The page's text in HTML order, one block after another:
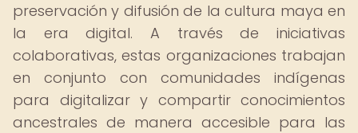
preservación y difusión de la cultura maya en
la era digital. A través de iniciativas
colaborativas, estas organizaciones trabajan
en conjunto con comunidades indígenas
para digitalizar y compartir conocimientos
ancestrales de manera accesible para las